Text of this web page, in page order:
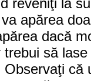
reveniţi la
apărea
dacă
să
că